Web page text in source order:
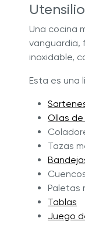
Una cocina
vanguardia,
inoxidable,
Esta es una
Ollas
Tazas
Paletas
Tablas
Juego